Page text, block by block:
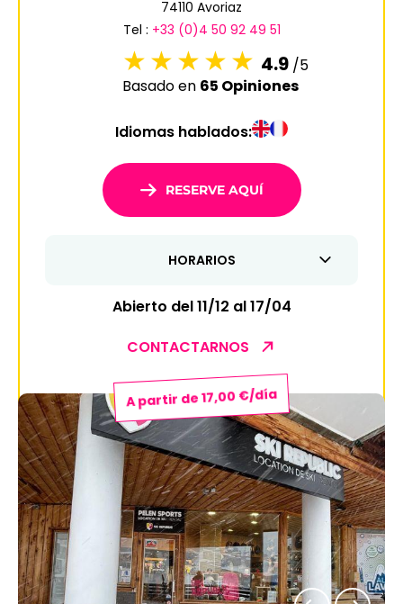
8 9 10
14 15 16 17 18
21 22 23 24 25
28 29 30 31
4 5 6 7 8
13 14 16
18 19 20 21 22
25 26 27 28 29
74110 Avoriaz
Tel : +33 (0)4 50 92 49 51
4.9 /5
Basado en 65 Opiniones
Idiomas hablados:
A partir de 17,00 €/día
RESERVE AQUÍ
HORARIOS
Abierto del 11/12 al 17/04
CONTACTARNOS